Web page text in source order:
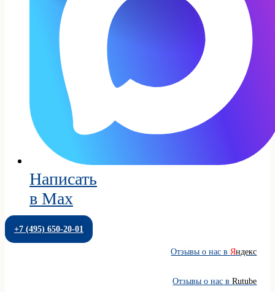
Написать
в Max
+7 (495) 650-20-01
Отзывы о нас вЯндекс
Отзывы о нас вRutube